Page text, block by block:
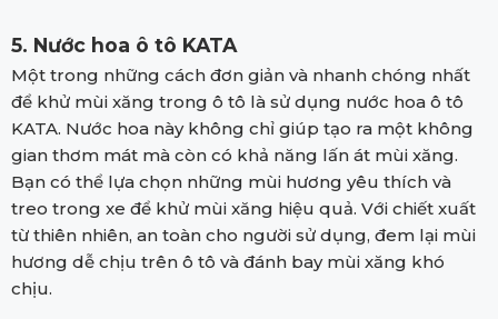
5. Nước hoa ô tô KATA
Một trong những cách đơn giản và nhanh chóng nhất
để khử mùi xăng trong ô tô là sử dụng nước hoa ô tô
KATA. Nước hoa này không chỉ giúp tạo ra một không
gian thơm mát mà còn có khả năng lấn át mùi xăng.
Bạn có thể lựa chọn những mùi hương yêu thích và
treo trong xe để khử mùi xăng hiệu quả. Với chiết xuất
từ thiên nhiên, an toàn cho người sử dụng, đem lại mùi
hương dễ chịu trên ô tô và đánh bay mùi xăng khó
chịu.